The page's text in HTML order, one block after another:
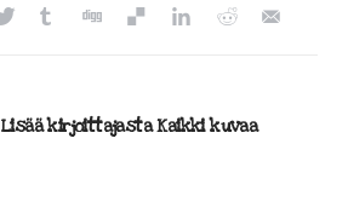
Lisää kirjoittajasta Kaikki kuvaa